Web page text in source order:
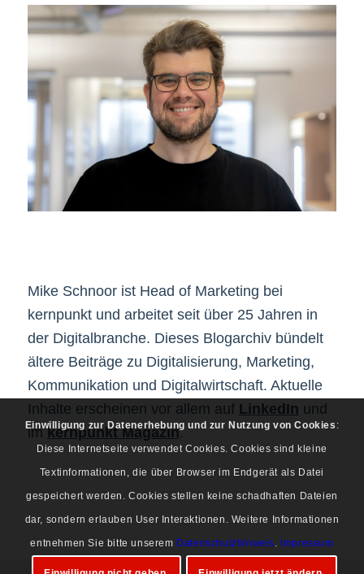
Mike Schnoor ist Head of Marketing bei
kernpunkt und arbeitet seit über 25 Jahren in
der Digitalbranche. Dieses Blogarchiv bündelt
ältere Beiträge zu Digitalisierung, Marketing,
Kommunikation und Digitalwirtschaft. Aktuelle
Inhalte erscheinen vor allem auf LinkedIn und
imkernpunkt Magazin.
Einwilligung zur Datenerhebung und zur Nutzung von Cookies :
Diese Internetseite verwendet Cookies. Cookies sind kleine
Textinformationen, die über Browser im Endgerät als Datei
gespeichert werden. Cookies stellen keine schadhaften Dateien
dar, sondern erlauben User Interaktionen. Weitere Informationen
entnehmen Sie bitte unserem Datenschutzhinweis. Impressum